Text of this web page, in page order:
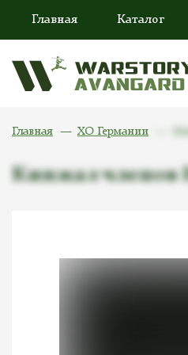
Главная Каталог
Главная ХО Германии
Кинжал членов